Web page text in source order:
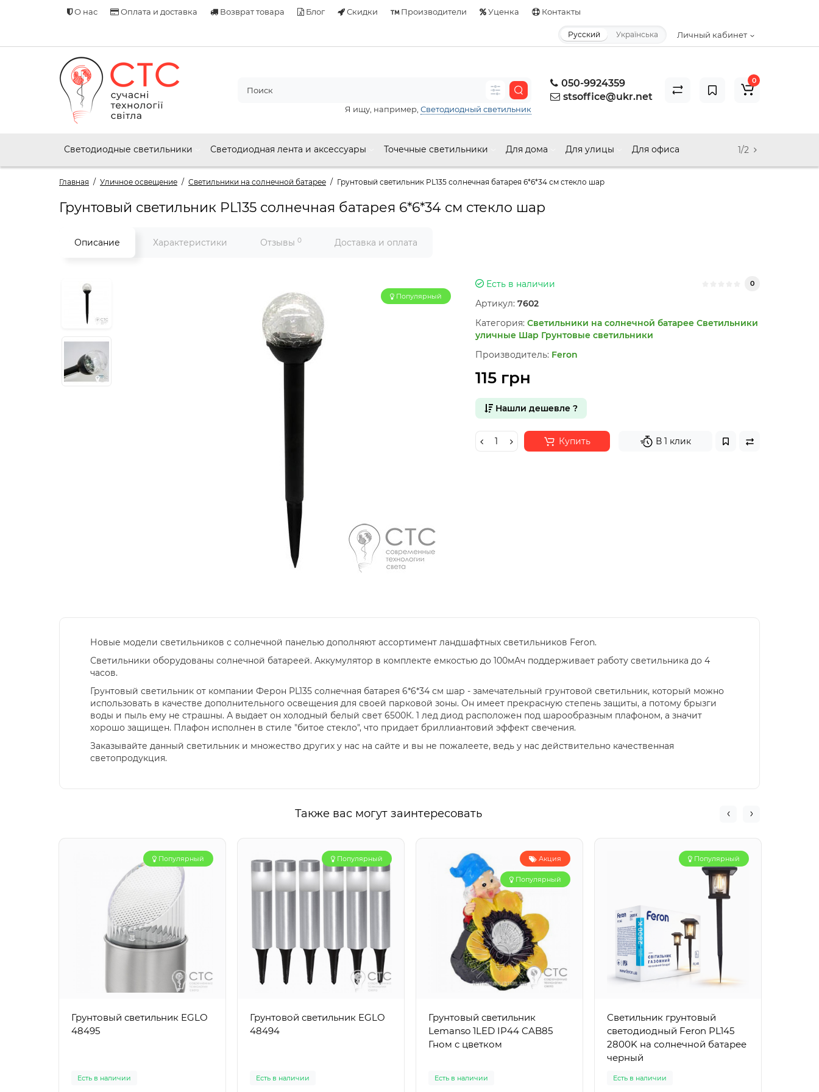
О нас Оплата и доставка Возврат товара Блог Скидки Производители Уценка Контакты
Личный кабинет
Русский Українська
050-9924359
stsoffice@ukr.net
Я ищу, например, Светодиодный светильник
0
Светодиодные светильники Светодиодная лента и аксессуары Точечные светильники Для дома Для улицы Для офиса 1/2
Главная Уличное освещение Светильники на солнечной батарее Грунтовый светильник PL135 солнечная батарея 6*6*34 см стекло шар
Грунтовый светильник PL135 солнечная батарея 6*6*34 см стекло шар
Описание Характеристики Отзывы 0 Доставка и оплата
Популярный
Есть в наличии 0
Артикул: 7602
Категория: Светильники на солнечной батарее Светильники
уличные Шар Грунтовые светильники
Производитель: Feron
115 грн
Нашли дешевле ?
Купить В 1 клик
Новые модели светильников с солнечной панелью дополняют ассортимент ландшафтных светильников Feron.
Светильники оборудованы солнечной батареей. Аккумулятор в комплекте емкостью до 100мАч поддерживает работу светильника до 4
часов.
Грунтовый светильник от компании Ферон PL135 солнечная батарея 6*6*34 см шар - замечательный грунтовой светильник, который можно
использовать в качестве дополнительного освещения для своей парковой зоны. Он имеет прекрасную степень защиты, а потому брызги
воды и пыль ему не страшны. А выдает он холодный белый свет 6500К. 1 лед диод расположен под шарообразным плафоном, а значит
хорошо защищен. Плафон исполнен в стиле "битое стекло", что придает бриллиантовий эффект свечения.
Заказывайте данный светильник и множество других у нас на сайте и вы не пожалеете, ведь у нас действительно качественная
светопродукция.
Также вас могут заинтересовать
Популярный
Грунтовый светильник EGLO
48495
Есть в наличии
Популярный
Грунтовой светильник EGLO
48494
Есть в наличии
Акция
Популярный
Грунтовый светильник
Lemanso 1LED IP44 CAB85
Гном с цветком
Есть в наличии
Популярный
Светильник грунтовый
светодиодный Feron PL145
2800K на солнечной батарее
черный
Есть в наличии